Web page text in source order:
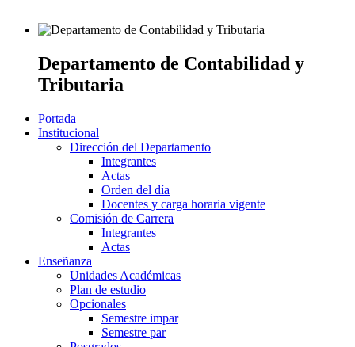
Departamento de Contabilidad y
Tributaria
Portada
Institucional
Dirección del Departamento
Integrantes
Actas
Orden del día
Docentes y carga horaria vigente
Comisión de Carrera
Integrantes
Actas
Enseñanza
Unidades Académicas
Plan de estudio
Opcionales
Semestre impar
Semestre par